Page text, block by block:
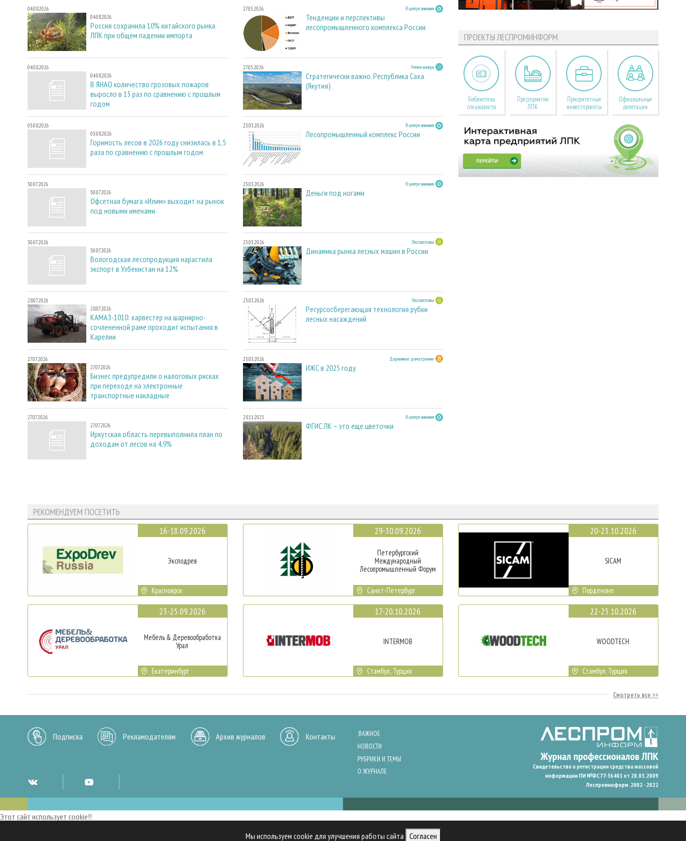
Мы используем cookie для улучшения работы сайта Согласен
04.08.2026
04.08.2026
Россия сохранила 10% китайского рынка
ЛПК при общем падении импорта
04.08.2026
04.08.2026
В ЯНАО количество грозовых пожаров
выросло в 15 раз по сравнению с прошлым
годом
03.08.2026
03.08.2026
Горимость лесов в 2026 году снизилась в 1,5
раза по сравнению с прошлым годом
30.07.2026
30.07.2026
Офсетная бумага «Илим» выходит на рынок
под новыми именами
30.07.2026
30.07.2026
Вологодская лесопродукция нарастила
экспорт в Узбекистан на 12%
28.07.2026
28.07.2026
КАМАЗ-1010: харвестер на шарнирно-
сочлененной раме проходит испытания в
Карелии
27.07.2026
27.07.2026
Бизнес предупредили о налоговых рисках
при переходе на электронные
транспортные накладные
27.07.2026
27.07.2026
Иркутская область перевыполнила план по
доходам от лесов на 4,9%
27.05.2026 В центре внимания
Тенденции и перспективы
лесопромышленного комплекса России
27.05.2026 Регион номера
Стратегически важно. Республика Саха
(Якутия)
23.03.2026 В центре внимания
Лесопромышленный комплекс России
23.03.2026 В центре внимания
Деньги под ногами
23.03.2026 Лесозаготовка
Динамика рынка лесных машин в России
23.03.2026 Лесозаготовка
Ресурсосберегающая технология рубки
лесных насаждений
23.03.2026 Деревянное домостроение
ИЖС в 2025 году
28.11.2025 В центре внимания
ФГИС ЛК – это еще цветочки
ПРОЕКТЫ ЛЕСПРОМИНФОРМ
Библиотека
специалиста
Предприятия
ЛПК
Приоритетные
инвестпроекты
Официальные
делегации
РЕКОМЕНДУЕМ ПОСЕТИТЬ
16-18.09.2026
Эксподрев
Красноярск
23-25.09.2026
Мебель & Деревообработка
Урал
Екатеринбург
29-30.09.2026
Петербургский
Международный
Лесопромышленный Форум
Санкт-Петербург
17-20.10.2026
INTERMOB
Стамбул, Турция
20-23.10.2026
SICAM
Порденоне
22-25.10.2026
WOODTECH
Стамбул, Турция
Смотреть все
Подписка Рекламодателям Архив журналов Контакты
ВАЖНОЕ
НОВОСТИ
РУБРИКИ И ТЕМЫ
О ЖУРНАЛЕ
Свидетельство о регистрации средства массовой
информации ПИ №ФС77-36401 от 28.05.2009
Леспроминформ. 2002 - 2022
Этот сайт использует cookie!!
Мы используем cookies и аналогичные технологии для улучшения работы нашего сайта, анализа трафика и персонализации контента. Cookies помогают нам запомнить ваши предпочтения и улучшить пользовательский